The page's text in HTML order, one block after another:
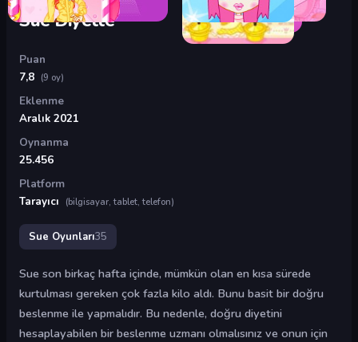
Sue Diyette
Puan
7,8 (9 oy)
Eklenme
Aralık 2021
Oynanma
25.456
Platform
Tarayıcı
(bilgisayar, tablet, telefon)
Sue Oyunları35
Sue son birkaç hafta içinde, mümkün olan en kısa sürede
kurtulması gereken çok fazla kilo aldı. Bunu basit bir doğru
beslenme ile yapmalıdır. Bu nedenle, doğru diyetini
hesaplayabilen bir beslenme uzmanı olmalısınız ve onun için